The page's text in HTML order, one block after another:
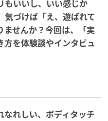
もいいし、いい感じか
づけば「え、遊ばれて
ませんか？今回は、「実
方を体験談やインタビュ
なれしい、ボディタッチ